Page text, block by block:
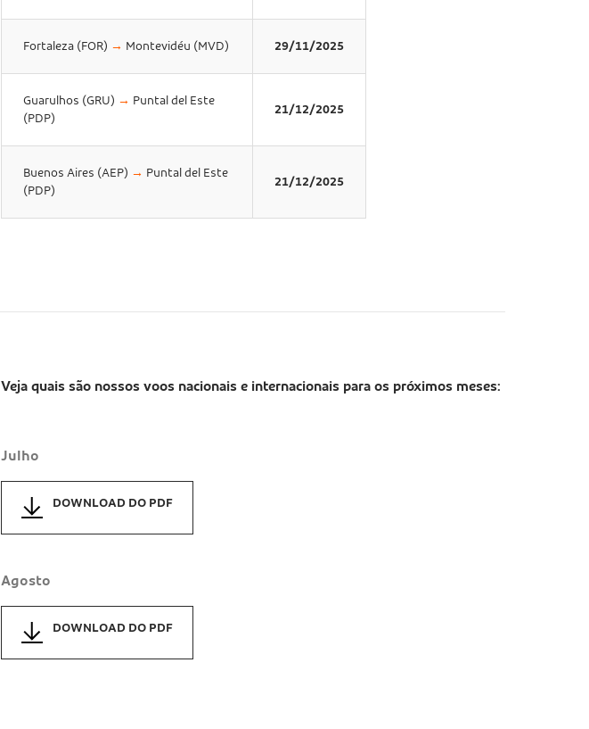
Fortaleza (FOR) → Montevidéu (MVD) 29/11/2025
Guarulhos (GRU) → Puntal del Este
(PDP)
21/12/2025
Buenos Aires (AEP) → Puntal del Este
(PDP)
21/12/2025
Veja quais são nossos voos nacionais e internacionais para os próximos meses:
Julho
DOWNLOAD DO PDF
Agosto
DOWNLOAD DO PDF